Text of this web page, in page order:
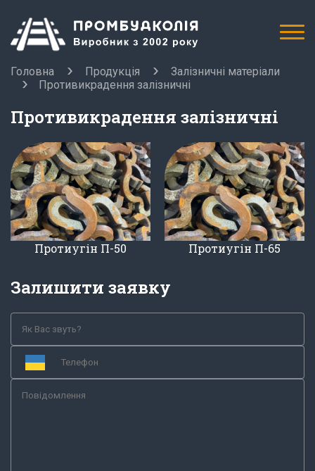
Головна Продукція
Залізничні матеріали
Противикрадення залізничні
Противикрадення залізничні
Протиугін П-50 Протиугін П-65
Залишити заявку